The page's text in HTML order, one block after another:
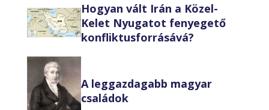
Hogyan vált Irán a Közel-
Kelet Nyugatot fenyegető
konfliktusforrásává?
A leggazdagabb magyar
családok